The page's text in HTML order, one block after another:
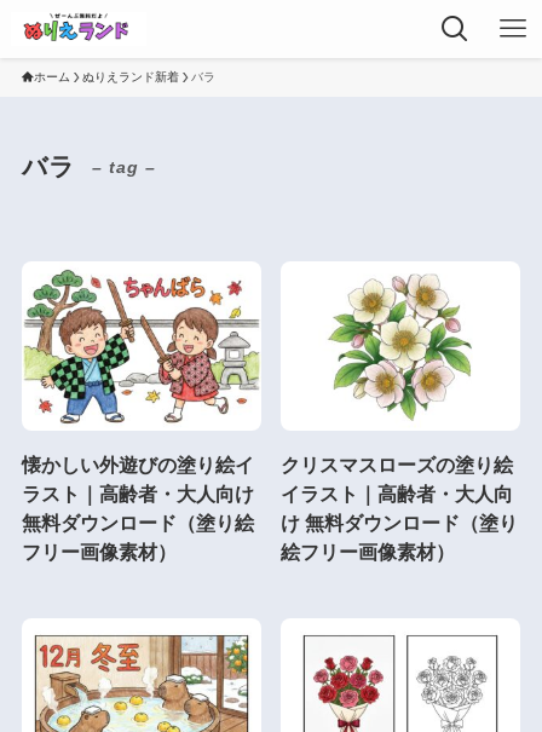
ホーム ぬりえランド新着 バラ
バラ – tag –
懐かしい外遊びの塗り絵イ
ラスト｜高齢者・大人向け
無料ダウンロード（塗り絵
フリー画像素材）
クリスマスローズの塗り絵
イラスト｜高齢者・大人向
け 無料ダウンロード（塗り
絵フリー画像素材）